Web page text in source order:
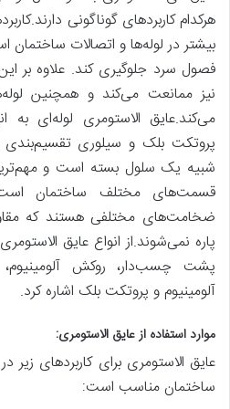
هرکدام کاربردهای گوناگونی
بیشتر در لوله‌ها و اتصالات ساختمان
فصول سرد جلوگیری کند. علاوه بر
نیز ممانعت می‌کند و همچنین
می‌کند.عایق الاستومری لوله‌ای به
پروتکت بلک و سیلوری
شبیه یک سلول بسته است و
قسمت‌های مختلف ساختمان
ضخامت‌های مختلفی هستند که
پاره نمی‌شوند.از انواع عایق
پشت چسب‌دار، روکش
آلومینیوم و پروتکت بلک اشاره کرد.
موارد استفاده از عایق الاستومری:
عایق الاستومری برای کاربردهای
ساختمان مناسب است: